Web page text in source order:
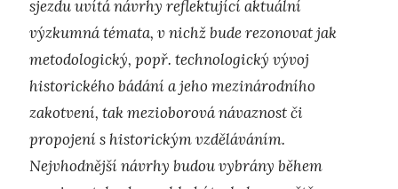
sjezdu uvítá návrhy reflektující aktuální
výzkumná témata, v nichž bude rezonovat jak
metodologický, popř. technologický vývoj
historického bádání a jeho mezinárodního
zakotvení, tak mezioborová návaznost či
propojení s historickým vzděláváním.
Nejvhodnější návrhy budou vybrány během